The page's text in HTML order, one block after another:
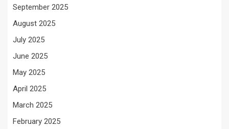
September 2025
August 2025
July 2025
June 2025
May 2025
April 2025
March 2025
February 2025